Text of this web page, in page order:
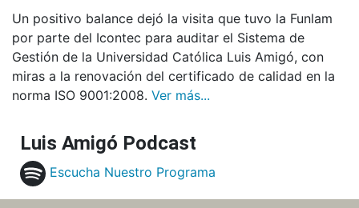
Un positivo balance dejó la visita que tuvo la Funlam
por parte del Icontec para auditar el Sistema de
Gestión de la Universidad Católica Luis Amigó, con
miras a la renovación del certificado de calidad en la
norma ISO 9001:2008. Ver más...
Luis Amigó Podcast
Escucha Nuestro Programa